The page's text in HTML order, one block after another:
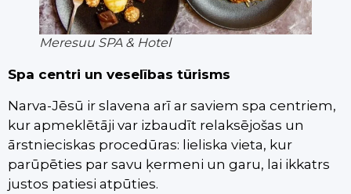
Meresuu SPA & Hotel
Spa centri un veselības tūrisms
Narva-Jēsū ir slavena arī ar saviem spa centriem,
kur apmeklētāji var izbaudīt relaksējošas un
ārstnieciskas procedūras: lieliska vieta, kur
parūpēties par savu ķermeni un garu, lai ikkatrs
justos patiesi atpūties.